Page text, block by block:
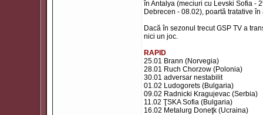
în Antalya (meciuri cu Levski Sofia -
Debrecen - 08.02), poartă tratative
Dacă în sezonul trecut GSP TV a
nici un joc.
RAPID
25.01 Brann (Norvegia)
28.01 Ruch Chorzow (Polonia)
30.01 adversar nestabilit
01.02 Ludogorets (Bulgaria)
09.02 Radnicki Kragujevac (Serbia)
11.02 ŢSKA Sofia (Bulgaria)
16.02 Metalurg Doneţk (Ucraina)